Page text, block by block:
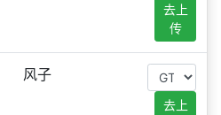
去上
传
风子
去上